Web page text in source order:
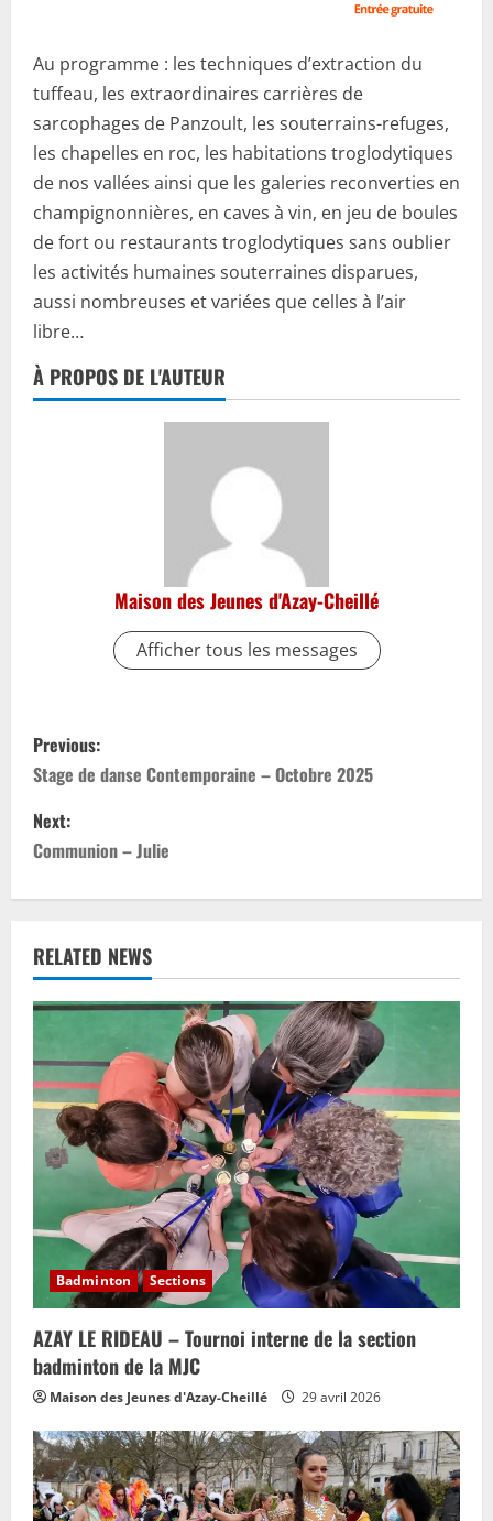
Au programme : les techniques d’extraction du
tuffeau, les extraordinaires carrières de
sarcophages de Panzoult, les souterrains-refuges,
les chapelles en roc, les habitations troglodytiques
de nos vallées ainsi que les galeries reconverties en
champignonnières, en caves à vin, en jeu de boules
de fort ou restaurants troglodytiques sans oublier
les activités humaines souterraines disparues,
aussi nombreuses et variées que celles à l’air
libre…
À PROPOS DE L'AUTEUR
Maison des Jeunes d'Azay-Cheillé
Afficher tous les messages
P
o
s
t
a
v
i
g
a
t
i
n
Previous:
Stage de danse Contemporaine – Octobre 2025
Next:
Communion – Julie
RELATED NEWS
Badminton Sections
AZAY LE RIDEAU – Tournoi interne de la section
badminton de la MJC
Maison des Jeunes d'Azay-Cheillé 29 avril 2026